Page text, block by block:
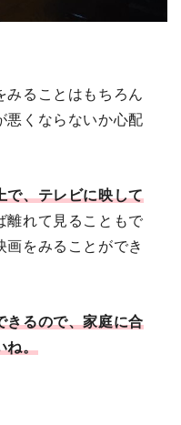
みることはもちろん
悪くならないか心配
で、テレビに映して
離れて見ることもで
画をみることができ
きるので、家庭に合
ね。